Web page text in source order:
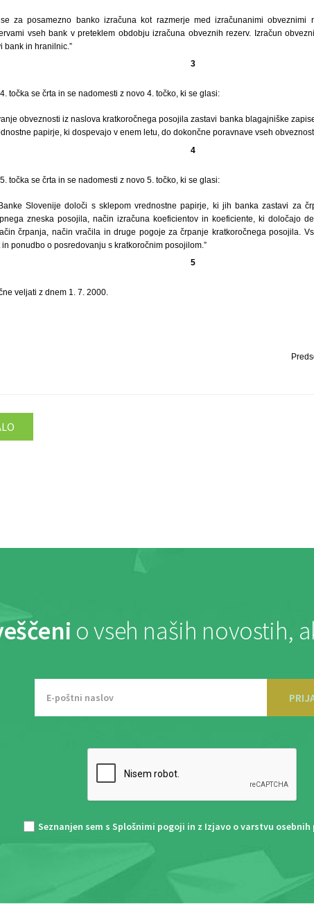
se za posamezno banko izračuna kot razmerje med izračunanimi obveznimi
vseh bank v preteklem obdobju izračuna obveznih rezerv. Izračun
bank in hranilnic.”
3
točka se črta in se nadomesti z novo 4. točko, ki se glasi:
obveznosti iz naslova kratkoročnega posojila zastavi banka blagajniške
papirje, ki dospevajo v enem letu, do dokončne poravnave vseh
4
točka se črta in se nadomesti z novo 5. točko, ki se glasi:
Slovenije določi s sklepom vrednostne papirje, ki jih banka zastavi za
zneska posojila, način izračuna koeficientov in koeficiente, ki določajo
črpanja, način vračila in druge pogoje za črpanje kratkoročnega posojila.
ponudbo o posredovanju s kratkoročnim posojilom.”
5
veljati z dnem 1. 7. 2000.
o vseh naših novostih,
Seznanjen sem s Splošnimi pogoji in z Izjavo o varstvu osebnih